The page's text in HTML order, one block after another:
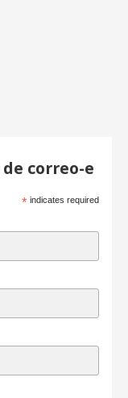
correo-e
* indicates required